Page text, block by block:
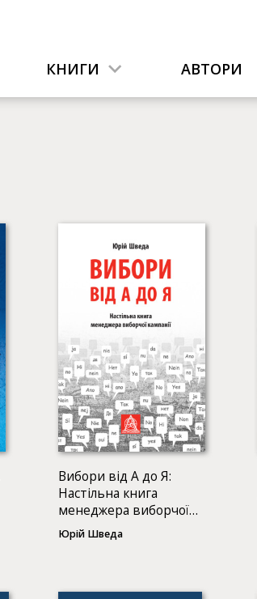
КНИГИ АВТОРИ
Вибори від А до Я:
Настільна книга
менеджера виборчої
кампанії
Юрій Шведа